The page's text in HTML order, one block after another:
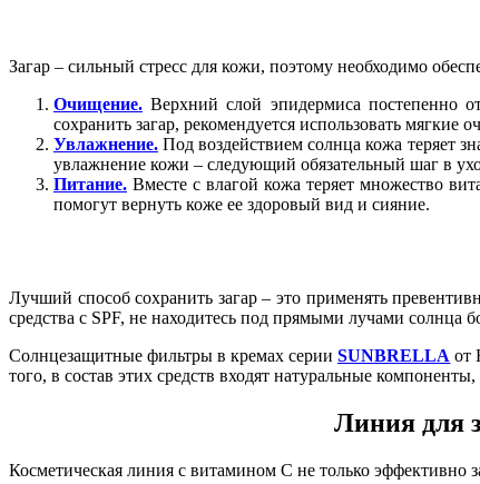
Загар – сильный стресс для кожи, поэтому необходимо
Очищение. Верхний слой эпидермиса постепенно
сохранить загар, рекомендуется использовать
Увлажнение. Под воздействием солнца кожа теряет
увлажнение кожи – следующий обязательный шаг в
Питание. Вместе с влагой кожа теряет множество
помогут вернуть коже ее здоровый вид и сияние.
Лучший способ сохранить загар – это применять
средства с SPF, не находитесь под прямыми лучами
Солнцезащитные фильтры в кремах серииSUNBRELLA от
того, в состав этих средств входят натуральные
Линия для
Косметическая линия с витамином C не только эффективно